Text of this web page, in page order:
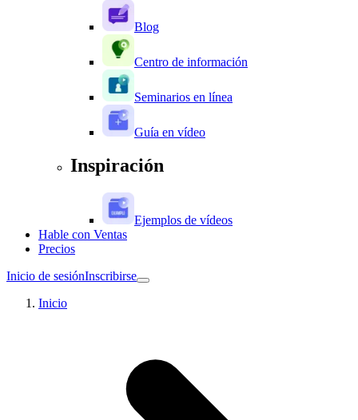
Blog
Centro de información
Seminarios en línea
Guía en vídeo
Inspiración
Ejemplos de vídeos
Hable con Ventas
Precios
Inicio de sesiónInscribirse
Inicio